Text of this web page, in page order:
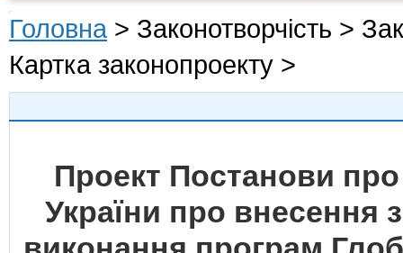
Головна > Законотворчість >
Картка законопроекту >
Проект Постанови
України про внесення